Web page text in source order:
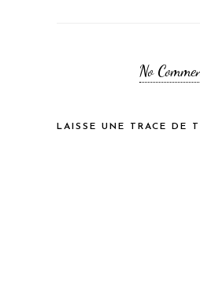
No
LAISSE UNE TRACE DE